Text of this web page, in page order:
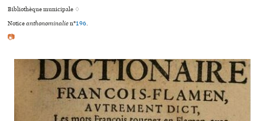
Bibliothèque muni­ci­pale ♢
Noticeanthonominalien°196.
📷